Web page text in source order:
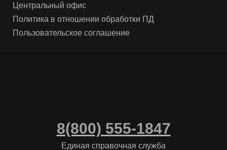
Центральный офис
Политика в отношении обработки ПД
Пользовательское соглашение
8(800) 555-1847
Единая справочная служба